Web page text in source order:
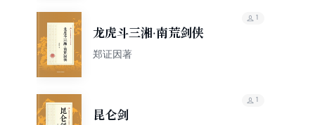
龙虎斗三湘·南荒剑侠
郑证因著
1
昆仑剑
1